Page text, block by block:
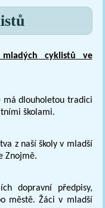
cyklistů ve
má dlouholetou tradici
školami.
z naší školy v mladší
Znojmě.
dopravní předpisy,
městě. Žáci v mladší